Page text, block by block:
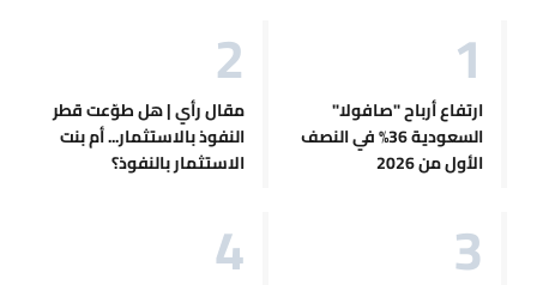
ارتفاع أرباح "صافولا"
السعودية 36% في النصف
الأول من 2026
مقال رأي | هل طوّعت قطر
النفوذ بالاستثمار... أم بنت
الاستثمار بالنفوذ؟